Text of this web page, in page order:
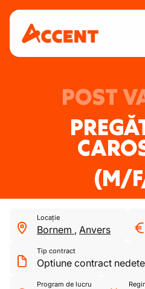
POST
(M/
Locație
Bornem , Anvers
Tip contract
Optiune contract
Program de lucru